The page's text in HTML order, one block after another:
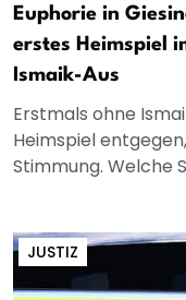
Euphorie in
erstes Heimspiel
Ismaik-Aus
Erstmals ohne
Heimspiel
Stimmung. Welche
JUSTIZ